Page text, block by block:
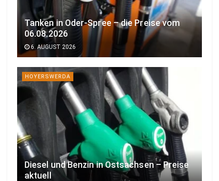
Tanken in Oder-Spree – die Preise vom
06.08.2026
6. AUGUST 2026
HOYERSWERDA
Diesel und Benzin in Ostsachsen – Preise
aktuell